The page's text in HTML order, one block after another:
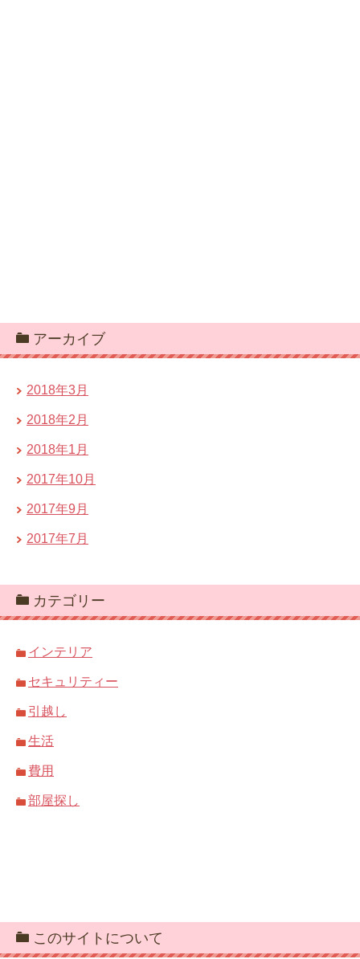
アーカイブ
2018年3月
2018年2月
2018年1月
2017年10月
2017年9月
2017年7月
カテゴリー
インテリア
セキュリティー
引越し
生活
費用
部屋探し
このサイトについて